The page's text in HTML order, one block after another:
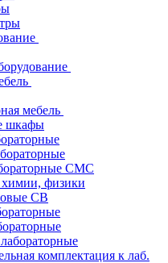
мебель
шкафы
СМС
физики
СВ
комплектация к лаб.